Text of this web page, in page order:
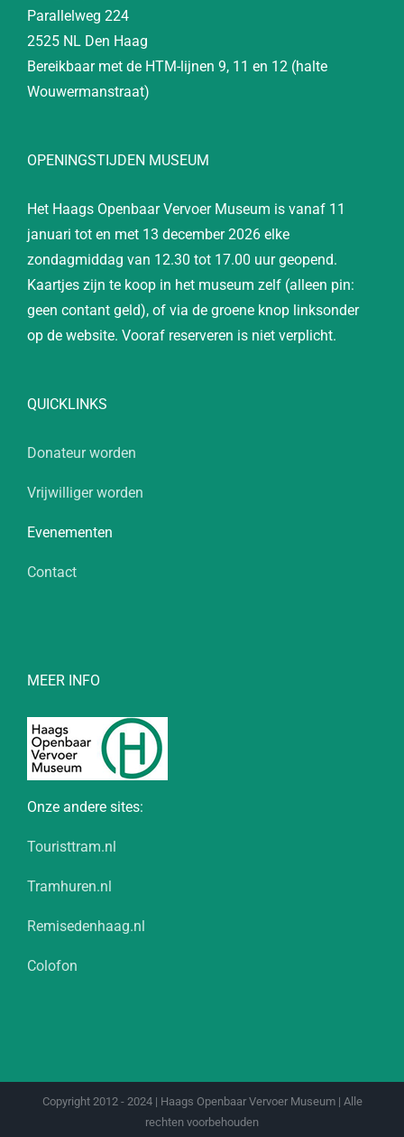
Parallelweg 224
2525 NL Den Haag
Bereikbaar met de HTM-lijnen 9, 11 en 12 (halte
Wouwermanstraat)
OPENINGSTIJDEN MUSEUM
Het Haags Openbaar Vervoer Museum is vanaf 11
januari tot en met 13 december 2026 elke
zondagmiddag van 12.30 tot 17.00 uur geopend.
Kaartjes zijn te koop in het museum zelf (alleen pin:
geen contant geld), of via de groene knop linksonder
op de website. Vooraf reserveren is niet verplicht.
QUICKLINKS
Donateur worden
Vrijwilliger worden
Evenementen
Contact
MEER INFO
Onze andere sites:
Touristtram.nl
Tramhuren.nl
Remisedenhaag.nl
Colofon
Copyright 2012 - 2024 | Haags Openbaar Vervoer Museum | Alle
rechten voorbehouden